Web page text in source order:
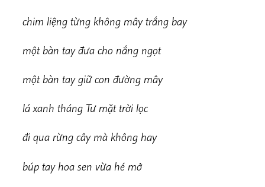
chim liệng từng không mây trắng bay
một bàn tay đưa cho nắng ngọt
một bàn tay giữ con đường mây
lá xanh tháng Tư mặt trời lọc
đi qua rừng cây mà không hay
búp tay hoa sen vừa hé mở